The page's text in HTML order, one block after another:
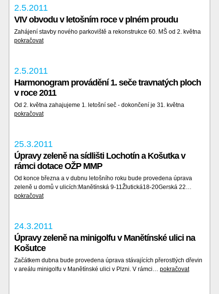
2.5.2011
VIV obvodu v letošním roce v plném proudu
Zahájení stavby nového parkoviště a rekonstrukce 60. MŠ od 2. května
pokračovat
2.5.2011
Harmonogram provádění 1. seče travnatých ploch
v roce 2011
Od 2. května zahajujeme 1. letošní seč - dokončení je 31. května
pokračovat
25.3.2011
Úpravy zeleně na sídlišti Lochotín a Košutka v
rámci dotace OŽP MMP
Od konce března a v dubnu letošního roku bude provedena úprava
zeleně u domů v ulicích:Manětínská 9-11Žlutická18-20Gerská 22…
pokračovat
24.3.2011
Úpravy zeleně na minigolfu v Manětínské ulici na
Košutce
Začátkem dubna bude provedena úprava stávajících přerostlých dřevin
v areálu minigolfu v Manětínské ulici v Plzni. V rámci… pokračovat